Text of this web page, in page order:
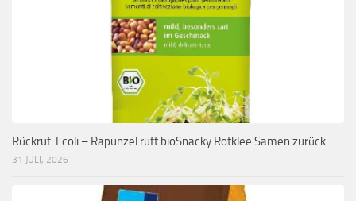
Rückruf: Ecoli – Rapunzel ruft bioSnacky Rotklee Samen zurück
31 JULI, 2026